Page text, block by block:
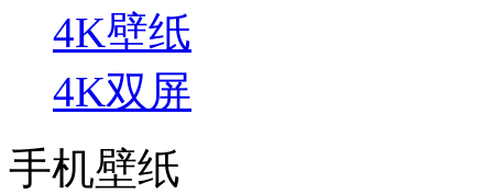
4K壁纸
4K双屏
手机壁纸